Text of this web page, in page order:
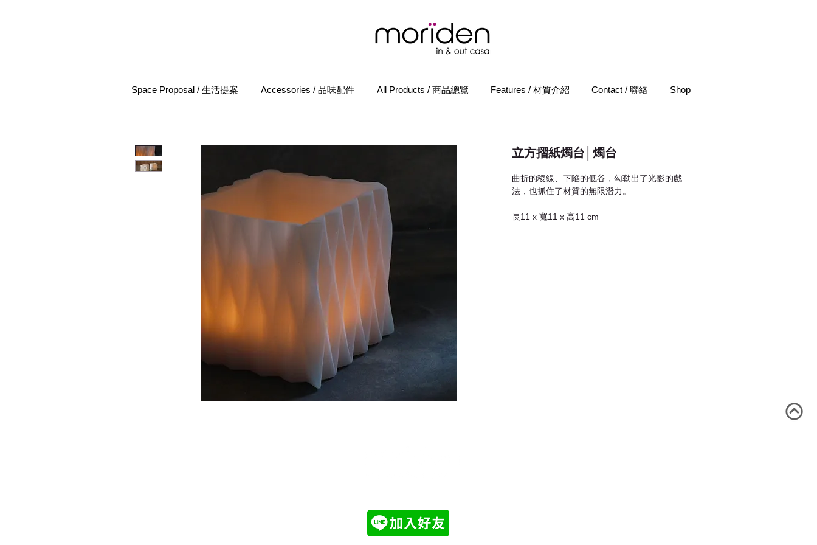
Space Proposal / 生活提案 Accessories / 品味配件 All Products / 商品總覽 Features / 材質介紹 Contact / 聯絡 Shop
立方摺紙燭台│燭台
曲折的稜線、下陷的低谷，勾勒出了光影的戲
法，也抓住了材質的無限潛力。
長11 x 寬11 x 高11 cm